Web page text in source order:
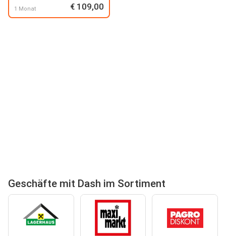
1 Monat € 109,00
Geschäfte mit Dash im Sortiment